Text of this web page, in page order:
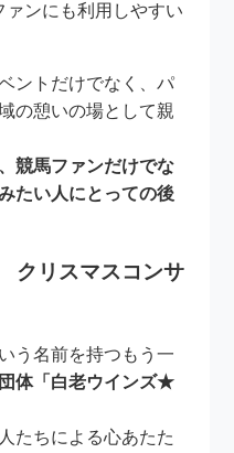
ンにも利用しやすい
ントだけでなく、パ
の憩いの場として親
競馬ファンだけでな
たい人にとっての後
リスマスコンサ
う名前を持つもう一
体「白老ウインズ★
たちによる心あたた